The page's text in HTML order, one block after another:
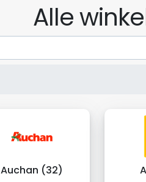
Alle
Auchan (32)